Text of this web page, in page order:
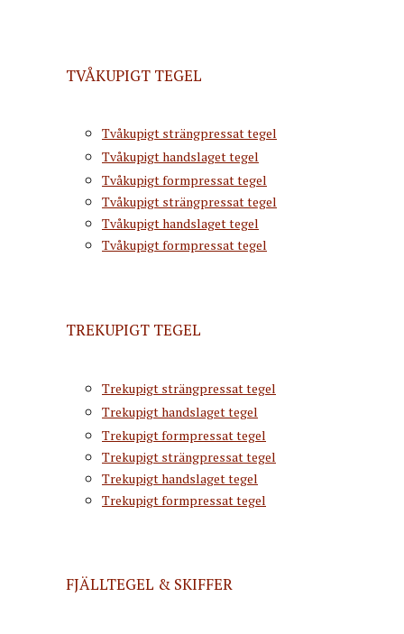
TVÅKUPIGT TEGEL
Tvåkupigt strängpressat tegel
Tvåkupigt handslaget tegel
Tvåkupigt formpressat tegel
Tvåkupigt strängpressat tegel
Tvåkupigt handslaget tegel
Tvåkupigt formpressat tegel
TREKUPIGT TEGEL
Trekupigt strängpressat tegel
Trekupigt handslaget tegel
Trekupigt formpressat tegel
Trekupigt strängpressat tegel
Trekupigt handslaget tegel
Trekupigt formpressat tegel
FJÄLLTEGEL & SKIFFER